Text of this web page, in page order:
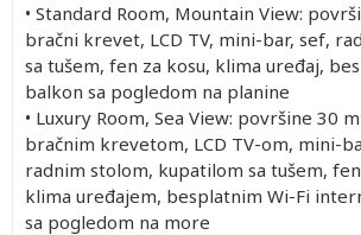
• Standard Room, Mountain View:
bračni krevet, LCD TV, mini-bar, sef,
sa tušem, fen za kosu, klima uređaj,
balkon sa pogledom na planine
• Luxury Room, Sea View: površine 30
bračnim krevetom, LCD TV-om, mini-
radnim stolom, kupatilom sa tušem,
klima uređajem, besplatnim Wi-Fi
sa pogledom na more